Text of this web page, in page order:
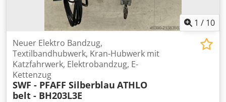
1 / 10
Neuer Elektro Bandzug,
Textilbandhubwerk, Kran-Hubwerk mit
Katzfahrwerk, Elektrobandzug, E-
Kettenzug
SWF - PFAFF Silberblau ATHLO
belt - BH203L3E